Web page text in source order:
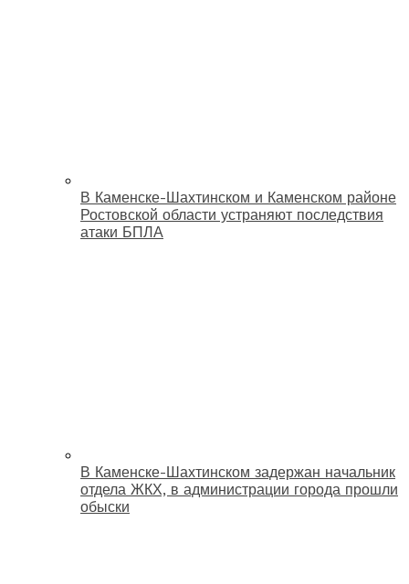
В Каменске-Шахтинском и Каменском районе
Ростовской области устраняют последствия
атаки БПЛА
В Каменске-Шахтинском задержан начальник
отдела ЖКХ, в администрации города прошли
обыски